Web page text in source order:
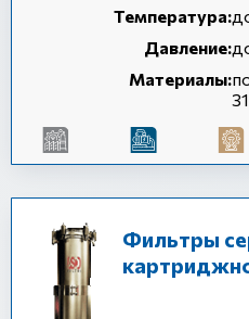
Температура:
Давление:
Материалы:
Фильтры